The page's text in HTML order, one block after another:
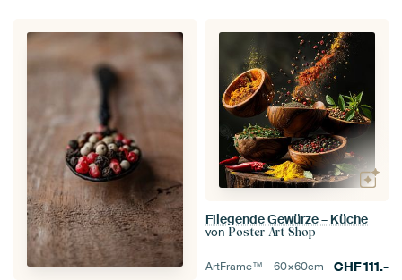
Fliegende Gewürze – Küche
von Poster Art Shop
ArtFrame™ –60×60cm CHF111.-